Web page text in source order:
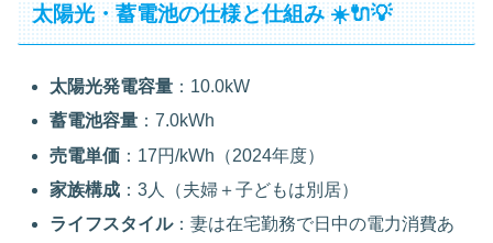
太陽光・蓄電池の仕様と仕組み ☀️🔌💡
太陽光発電容量 ：10.0kW
蓄電池容量 ：7.0kWh
売電単価 ：17円/kWh（2024年度）
家族構成 ：3人（夫婦＋子どもは別居）
ライフスタイル：妻は在宅勤務で日中の電力消費あ